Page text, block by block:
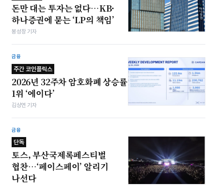
돈만 대는 투자는 없다…KB·
하나증권에 묻는 ‘LP의 책임’
봉성창 기자
금융
주간 코인플릭스
2026년 32주차 암호화폐 상승률
1위 ‘에이다’
김상연 기자
금융
단독
토스, 부산국제록페스티벌
협찬…‘페이스페이’ 알리기
나선다